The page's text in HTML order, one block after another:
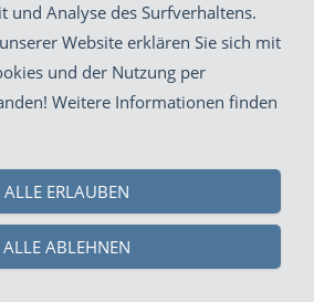
verwendet PayPal
über die Bereitstellung
Die Bonitätsauskunft kann
enthalten (sog. Score-Werte).
das Ergebnis der
haben diese ihre Grundlage
anerkannten mathematisch-
In die Berechnung der Score-
Anschriftendaten ein.
und Analyse des Surfverhaltens.
Website erklären Sie sich mit
und der Nutzung per
Weitere Informationen finden
ALLE ERLAUBEN
ALLE ABLEHNEN